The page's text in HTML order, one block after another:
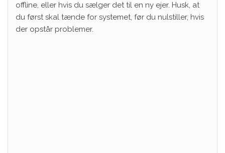
offline, eller hvis du sælger det til en ny ejer. Husk, at
du først skal tænde for systemet, før du nulstiller, hvis
der opstår problemer.